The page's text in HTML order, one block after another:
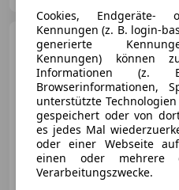
Cookies, Endgeräte-
Kennungen (z. B. login-
generierte
Kennungen) können
Informationen (z.
Browserinformationen,
unterstützte
gespeichert oder von
es jedes Mal
oder einer Webseite
einen oder mehrere
Verarbeitungszwecke.